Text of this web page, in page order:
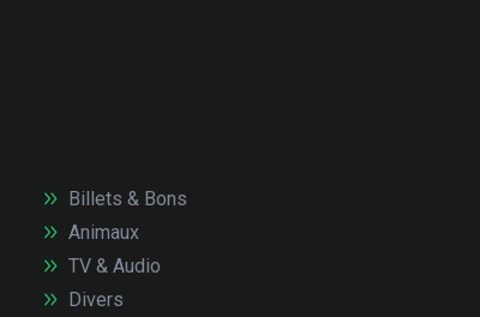
Billets & Bons
Animaux
TV & Audio
Divers